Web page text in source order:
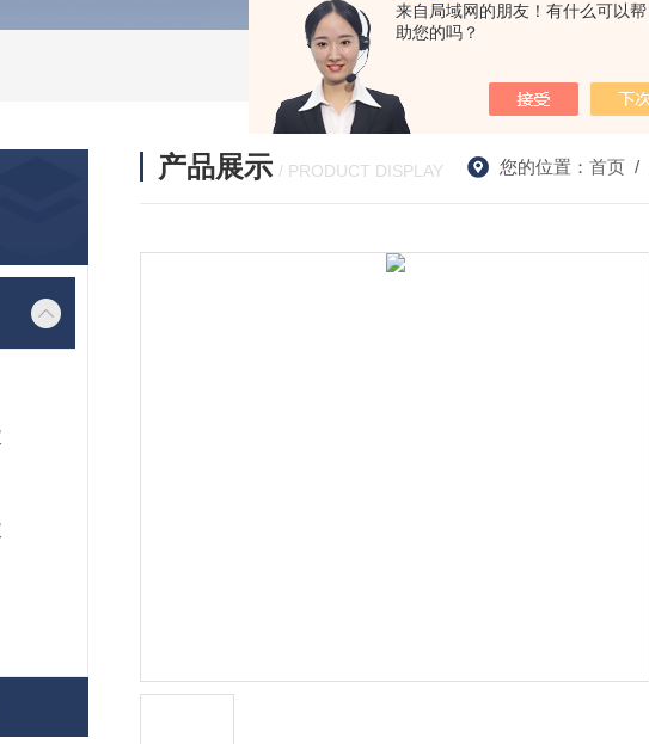
来自局域网的朋友！有什么可以帮
助您的吗？
产品展示 / PRODUCT DISPLAY 您的位置： 首页/